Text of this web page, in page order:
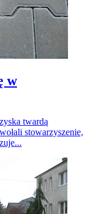
w
twardą
stowarzyszenie,